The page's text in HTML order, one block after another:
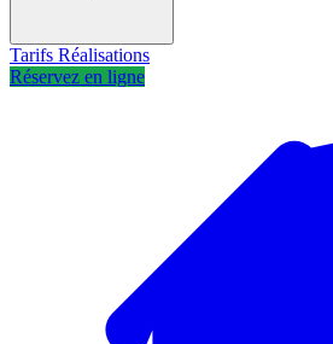
Tarifs Réalisations
Réservez en ligne